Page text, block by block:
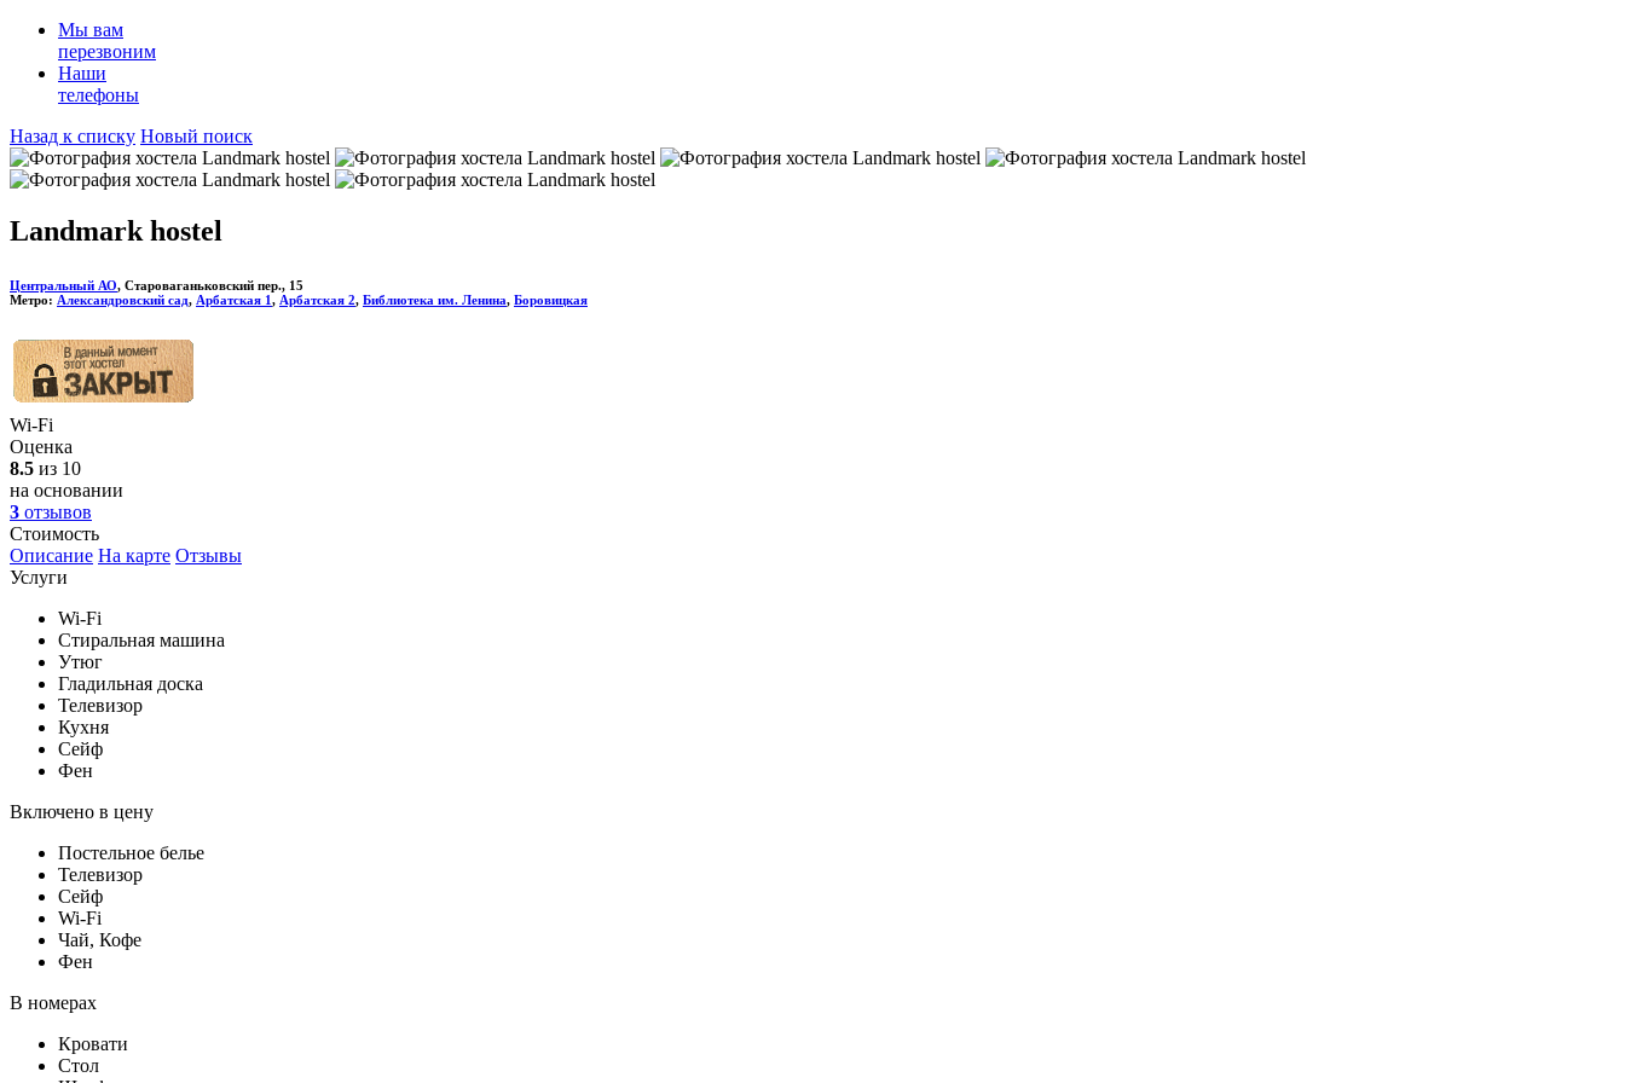
Мы вам
перезвоним
Наши
телефоны
Назад к списку Новый поиск
Landmark hostel
Центральный АО, Староваганьковский пер., 15
Метро: Александровский сад, Арбатская 1, Арбатская 2, Библиотека им. Ленина, Боровицкая
Wi-Fi
Оценка
8.5 из 10
на основании
3 отзывов
Стоимость
Описание На карте Отзывы
Услуги
Wi-Fi
Стиральная машина
Утюг
Гладильная доска
Телевизор
Кухня
Сейф
Фен
Включено в цену
Постельное белье
Телевизор
Сейф
Wi-Fi
Чай, Кофе
Фен
В номерах
Кровати
Стол